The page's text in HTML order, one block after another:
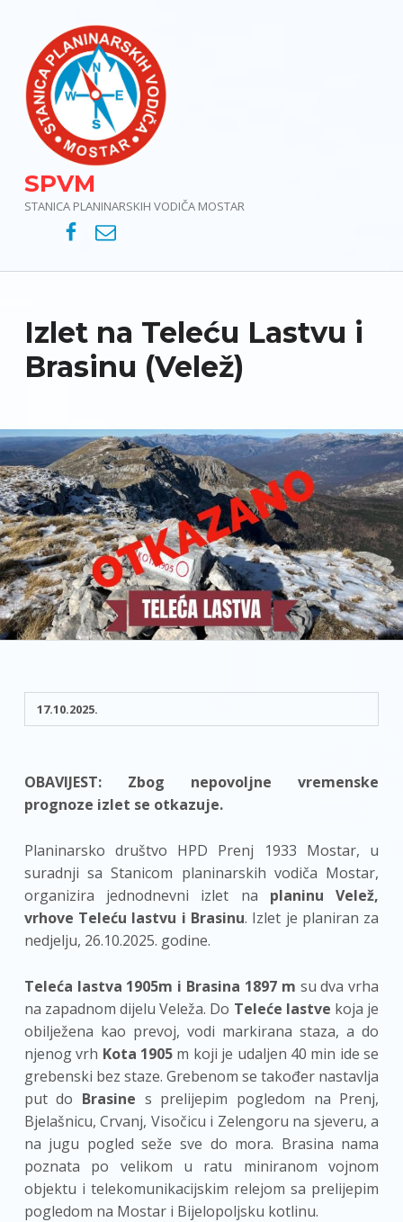
SPVM
STANICA PLANINARSKIH VODIČA MOSTAR
SPVM – Facebook
SPVM – e-mail
Izlet na Teleću Lastvu i
Brasinu (Velež)
17.10.2025.
OBAVIJEST: Zbog nepovoljne vremenske
prognoze izlet se otkazuje.
Planinarsko društvo HPD Prenj 1933 Mostar, u
suradnji sa Stanicom planinarskih vodiča Mostar,
organizira jednodnevni izlet na planinu Velež,
vrhove Teleću lastvu i Brasinu. Izlet je planiran za
nedjelju, 26.10.2025. godine.
Teleća lastva 1905m i Brasina 1897 m su dva vrha
na zapadnom dijelu Veleža. Do Teleće lastve koja je
obilježena kao prevoj, vodi markirana staza, a do
njenog vrh Kota 1905 m koji je udaljen 40 min ide se
grebenski bez staze. Grebenom se također nastavlja
put do Brasine s prelijepim pogledom na Prenj,
Bjelašnicu, Crvanj, Visočicu i Zelengoru na sjeveru, a
na jugu pogled seže sve do mora. Brasina nama
poznata po velikom u ratu miniranom vojnom
objektu i telekomunikacijskim relejom sa prelijepim
pogledom na Mostar i Bijelopoljsku kotlinu.